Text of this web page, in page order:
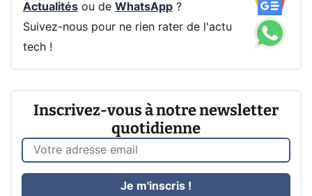
Actualitésou de WhatsApp?
Suivez-nous pour ne rien rater de l'actu
tech !
Inscrivez-vous à notre newsletter
quotidienne
Je m'inscris !